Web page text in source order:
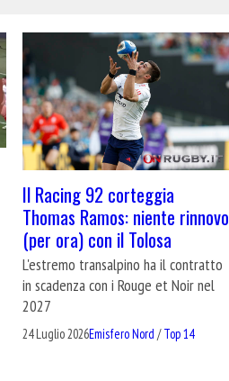
Il Racing 92 corteggia
Thomas Ramos: niente rinnovo
(per ora) con il Tolosa
L'estremo transalpino ha il contratto
in scadenza con i Rouge et Noir nel
2027
24 Luglio 2026Emisfero Nord /Top 14